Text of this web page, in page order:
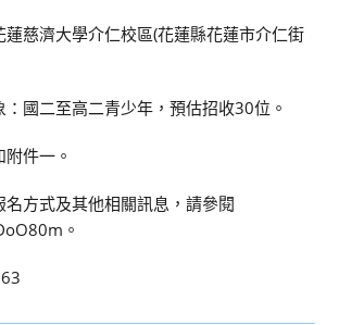
蓮慈濟大學介仁校區(花蓮縣花蓮市介仁街
國二至高二青少年，預估招收30位。
件一。
方式及其他相關訊息，請參閱
。